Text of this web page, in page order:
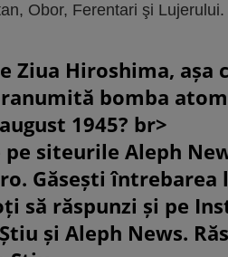
Obor, Ferentari şi Lujerului.
Ziua Hiroshima, așa
bomba
1945? br>
pe siteurile Aleph
Găsești
să răspunzi și pe
și Aleph News.